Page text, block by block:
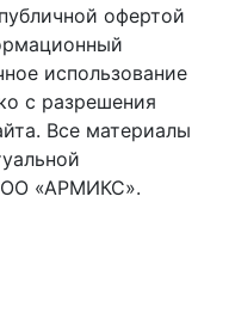
офертой
использование
с разрешения
Все материалы
«АРМИКС».